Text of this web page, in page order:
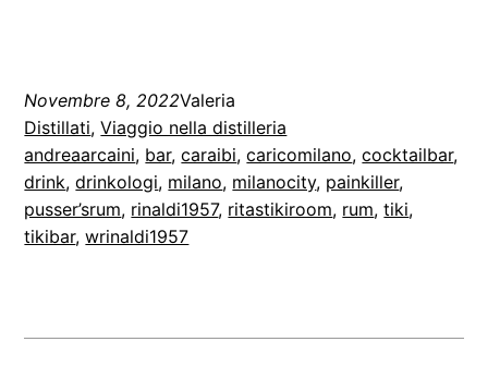
Novembre 8, 2022Valeria
Distillati, Viaggio nella distilleria
andreaarcaini, bar, caraibi, caricomilano, cocktailbar
drink, drinkologi, milano, milanocity, painkiller
pusser’srum, rinaldi1957, ritastikiroom, rum, tiki
tikibar, wrinaldi1957